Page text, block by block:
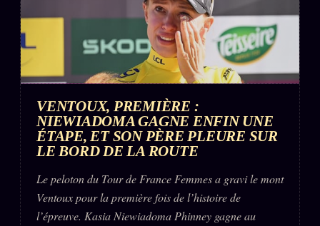
VENTOUX, PREMIÈRE :
NIEWIADOMA GAGNE ENFIN UNE
ÉTAPE, ET SON PÈRE PLEURE SUR
LE BORD DE LA ROUTE
Le peloton du Tour de France Femmes a gravi le mont
Ventoux pour la première fois de l’histoire de
l’épreuve. Kasia Niewiadoma Phinney gagne au